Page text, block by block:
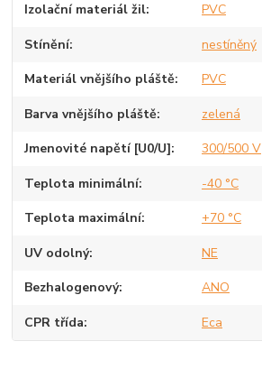
Izolační materiál žil PVC
Stínění nestíněný
Materiál vnějšího pláště PVC
Barva vnějšího pláště zelená
Jmenovité napětí [U0/U] 300/500 V
Teplota minimální -40 °C
Teplota maximální +70 °C
UV odolný NE
Bezhalogenový ANO
CPR třída Eca